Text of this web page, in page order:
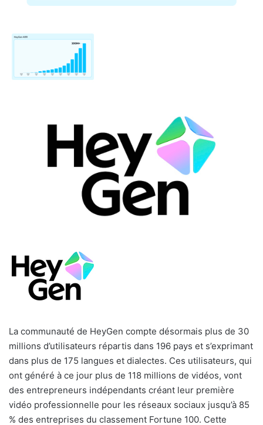
La communauté de HeyGen compte désormais plus de 30
millions d’utilisateurs répartis dans 196 pays et s’exprimant
dans plus de 175 langues et dialectes. Ces utilisateurs, qui
ont généré à ce jour plus de 118 millions de vidéos, vont
des entrepreneurs indépendants créant leur première
vidéo professionnelle pour les réseaux sociaux jusqu’à 85
% des entreprises du classement Fortune 100. Cette